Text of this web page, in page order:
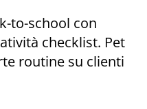
to-school con
checklist. Pet
routine su clienti